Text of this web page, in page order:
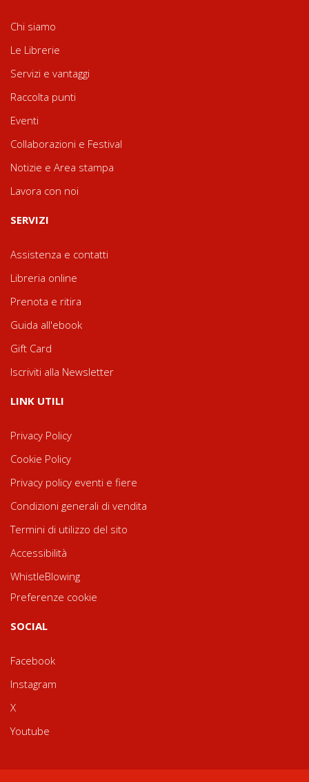
Chi siamo
Le Librerie
Servizi e vantaggi
Raccolta punti
Eventi
Collaborazioni e Festival
Notizie e Area stampa
Lavora con noi
SERVIZI
Assistenza e contatti
Libreria online
Prenota e ritira
Guida all'ebook
Gift Card
Iscriviti alla Newsletter
LINK UTILI
Privacy Policy
Cookie Policy
Privacy policy eventi e fiere
Condizioni generali di vendita
Termini di utilizzo del sito
Accessibilità
WhistleBlowing
Preferenze cookie
SOCIAL
Facebook
Instagram
X
Youtube